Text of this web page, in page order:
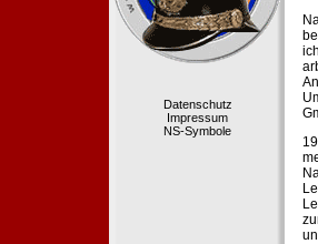
Datenschutz
Impressum
NS-Symbole